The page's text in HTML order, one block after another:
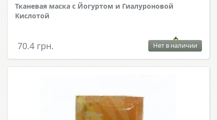
Тканевая маска с Йогуртом и Гиалуроновой
Кислотой
70.4 грн. Нет в наличии